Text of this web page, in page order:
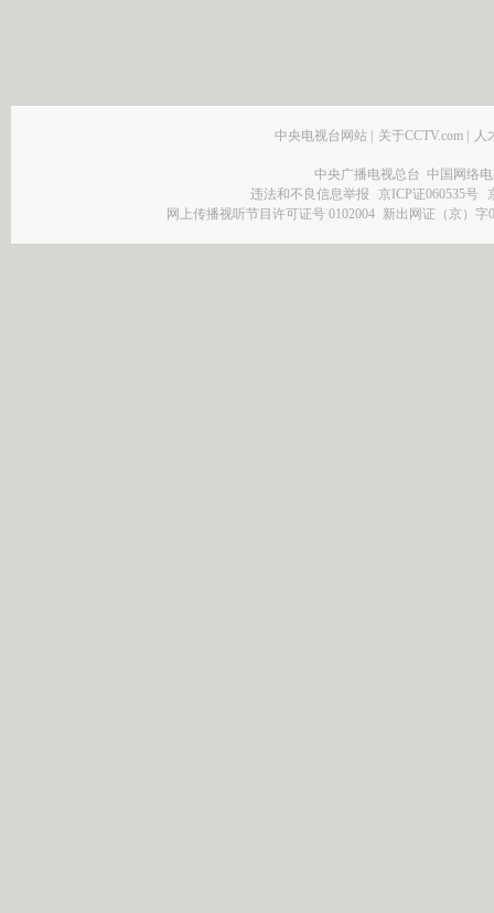
中央电视台网站 | 关于CCTV.com | 人
中央广播电视总台 中国网络
违法和不良信息举报
京ICP证060535号
网上传播视听节目许可证号 0102004 新出网证（京）